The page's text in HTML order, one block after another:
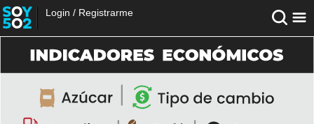
Login / Registrarme